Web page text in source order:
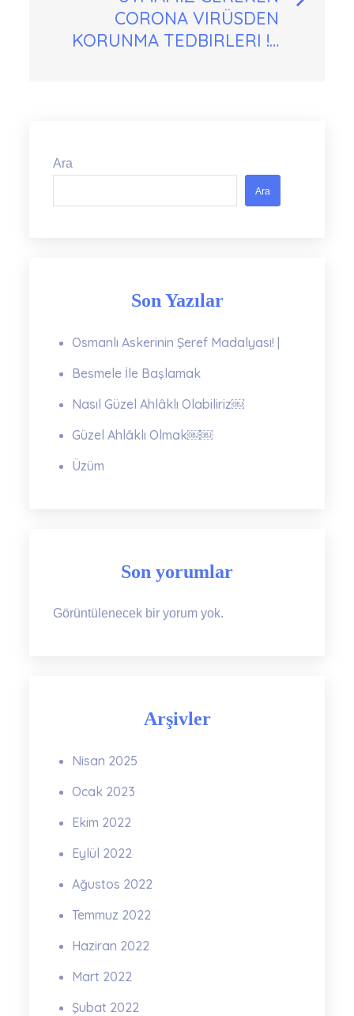
CORONA VIRÜSDEN
KORUNMA TEDBIRLERI !…
Ara
Ara
Son Yazılar
Osmanlı Askerinin Şeref Madalyası! |
Besmele İle Başlamak
Nasıl Güzel Ahlâklı Olabiliriz￼
Güzel Ahlâklı Olmak￼￼
Üzüm
Son yorumlar
Görüntülenecek bir yorum yok.
Arşivler
Nisan 2025
Ocak 2023
Ekim 2022
Eylül 2022
Ağustos 2022
Temmuz 2022
Haziran 2022
Mart 2022
Şubat 2022